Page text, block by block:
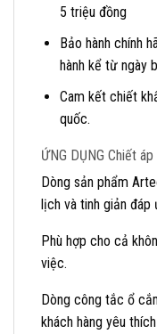
5 triệu đồng
Bảo hành chính
hành kể từ ngày
Cam kết chiết
quốc.
ỨNG DỤNG Chiết
Dòng sản phẩm
lịch và tinh giản đáp
Phù hợp cho cả
việc.
Dòng công tắc ổ
khách hàng yêu